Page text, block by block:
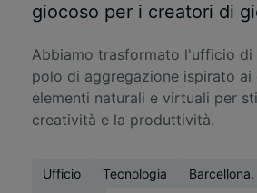
giocoso per i creatori di
Abbiamo trasformato l'ufficio di
polo di aggregazione ispirato ai
elementi naturali e virtuali per
creatività e la produttività.
Ufficio Tecnologia